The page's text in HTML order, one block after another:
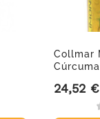
Collmar
Precio
24,52 €